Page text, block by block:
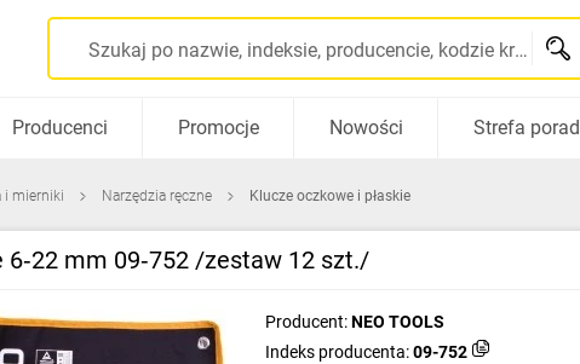
Szukaj po nazwie, indeksie, producencie, kodzie kreskowym...
Producenci Promocje Nowości Strefa porad
i mierniki Narzędzia ręczne Klucze oczkowe i płaskie
6‑22 mm 09‑752 /zestaw 12 szt./
Producent:NEO TOOLS
Indeks producenta:09-752